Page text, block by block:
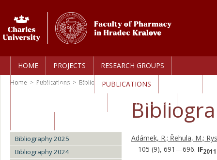
HOME PROJECTS
RESEARCH GROUPS
PERSONAL PROFILES
PUBLICATIONS
CORE FACILITIES
Home > Publications > Bibliography 2011
Bibliography 2025
Bibliography 2024
Adámek, R.; Řehula, M.;
105 (9), 691—696. IF2011